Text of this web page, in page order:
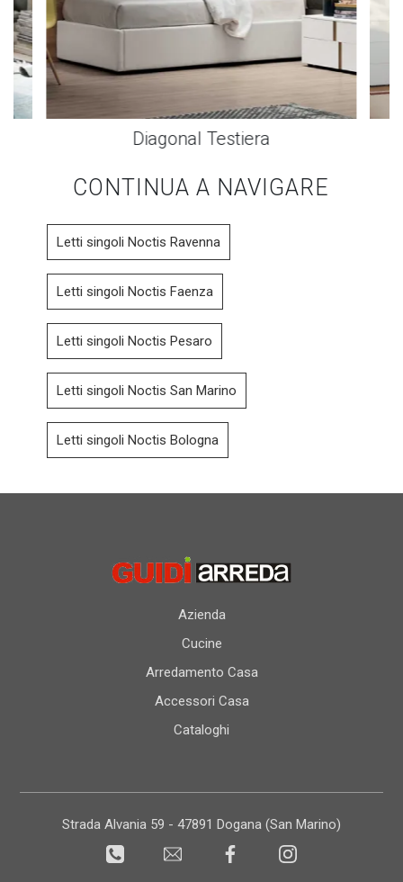
Diagonal Testiera
CONTINUA A NAVIGARE
Letti singoli Noctis Ravenna
Letti singoli Noctis Faenza
Letti singoli Noctis Pesaro
Letti singoli Noctis San Marino
Letti singoli Noctis Bologna
Azienda
Cucine
Arredamento Casa
Accessori Casa
Cataloghi
Strada Alvania 59 - 47891 Dogana (San Marino)